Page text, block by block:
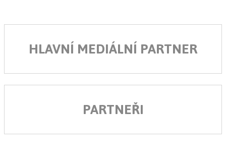
HLAVNÍ MEDIÁLNÍ PARTNER
PARTNEŘI